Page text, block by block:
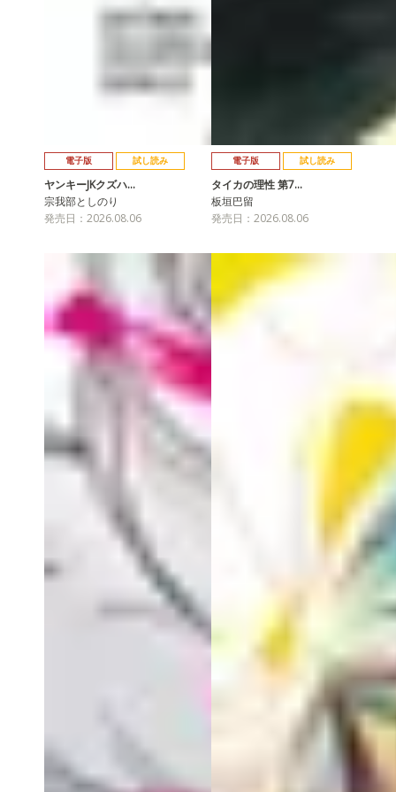
電子版 試し読み
ヤンキーJKクズハ…
宗我部としのり
発売日：2026.08.06
電子版 試し読み
タイカの理性 第7…
板垣巴留
発売日：2026.08.06